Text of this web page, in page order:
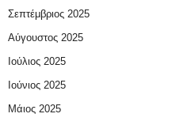
Σεπτέμβριος 2025
Αύγουστος 2025
Ιούλιος 2025
Ιούνιος 2025
Μάιος 2025